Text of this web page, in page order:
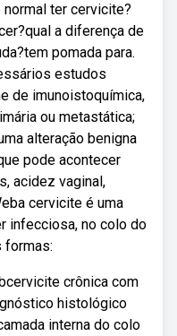
ter cervicite?
a diferença de
pomada para.
estudos
de imunoistoquímica,
ou metastática;
alteração benigna
pode acontecer
acidez vaginal,
cervicite é uma
infecciosa, no colo do
formas:
crônica com
histológico
interna do colo